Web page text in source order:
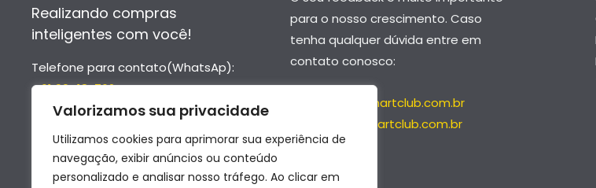
Valorizamos sua privacidade
Utilizamos cookies para aprimorar sua experiência de
navegação, exibir anúncios ou conteúdo
personalizado e analisar nosso tráfego. Ao clicar em
Realizando compras
inteligentes com você!
Telefone para contato(WhatsAp):
- 61 99418-7624
- 61 99652-6976
para o nosso crescimento. Caso
tenha qualquer dúvida entre em
contato conosco:
contato@smartclub.com.br
suporte@smartclub.com.br